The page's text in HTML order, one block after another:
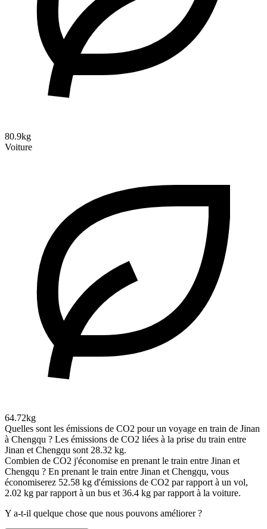
80.9kg
Voiture
64.72kg
Quelles sont les émissions de CO2 pour un voyage en train de Jinan
à Chengqu ? Les émissions de CO2 liées à la prise du train entre
Jinan et Chengqu sont 28.32 kg.
Combien de CO2 j'économise en prenant le train entre Jinan et
Chengqu ? En prenant le train entre Jinan et Chengqu, vous
économiserez 52.58 kg d'émissions de CO2 par rapport à un vol,
2.02 kg par rapport à un bus et 36.4 kg par rapport à la voiture.
Y a-t-il quelque chose que nous pouvons améliorer ?